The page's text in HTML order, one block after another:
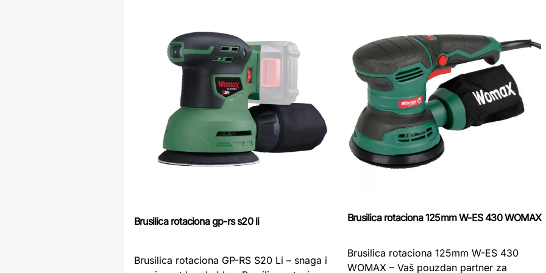
Brusilica rotaciona gp-rs s20 li
Brusilica rotaciona GP-RS S20 Li – snaga i
Brusilica rotaciona 125mm W-ES 430 WOMAX
Brusilica rotaciona 125mm W-ES 430
WOMAX – Vaš pouzdan partner za